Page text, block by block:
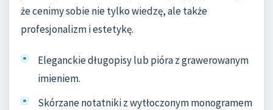
że cenimy sobie nie tylko wiedzę, ale także
profesjonalizm i estetykę.
Eleganckie długopisy lub pióra z grawerowanym
imieniem.
Skórzane notatniki z wytłoczonym monogramem